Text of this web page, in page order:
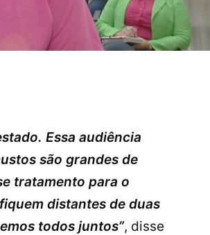
Essa audiência
são grandes de
tratamento para o
distantes de duas
todos juntos”, disse